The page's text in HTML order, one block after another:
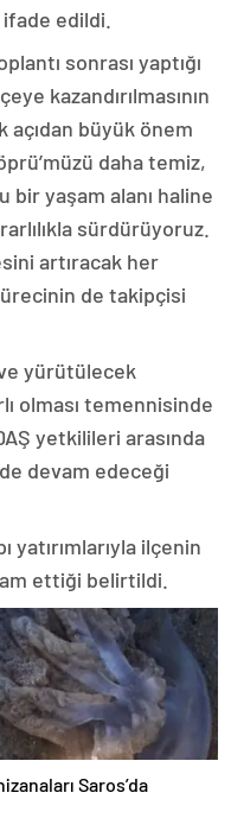
edildi.
sonrası yaptığı
kazandırılmasının
büyük önem
daha temiz,
bir yaşam alanı haline
sürdürüyoruz.
artıracak her
de takipçisi
yürütülecek
olması temennisinde
yetkilileri arasında
devam edeceği
yatırımlarıyla ilçenin
ettiği belirtildi.
Saros’da